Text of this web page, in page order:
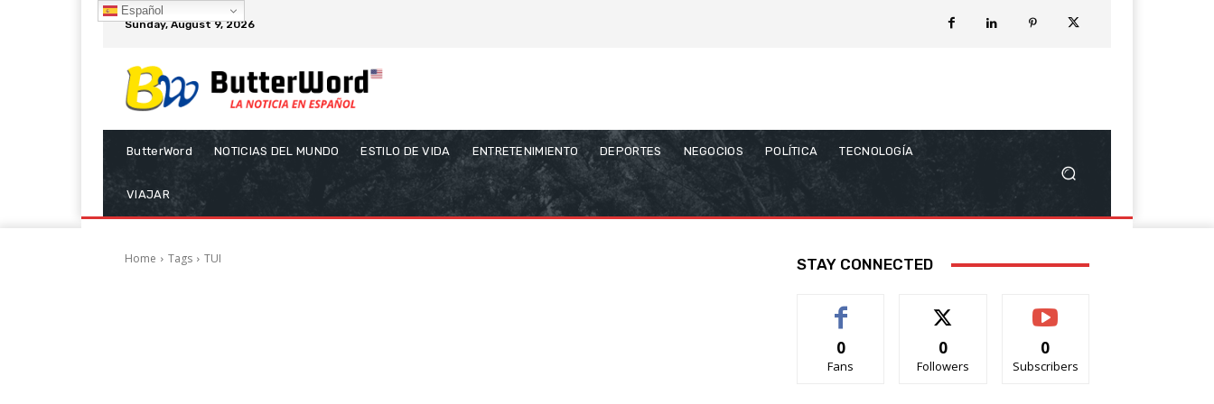
Sunday, August 9, 2026
ButterWord NOTICIAS DEL MUNDO ESTILO DE VIDA ENTRETENIMIENTO DEPORTES NEGOCIOS POLÍTICA TECNOLOGÍA
VIAJAR
Home Tags TUI STAY CONNECTED
0
Fans
0
Followers
0
Subscribers
Español